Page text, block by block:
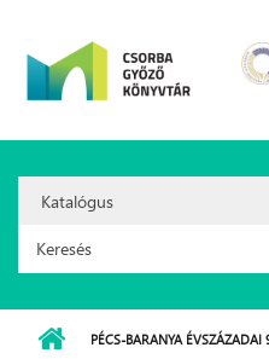
Option:
Keresés űrlap
PÉCS-BARANYA ÉVSZÁZADAI